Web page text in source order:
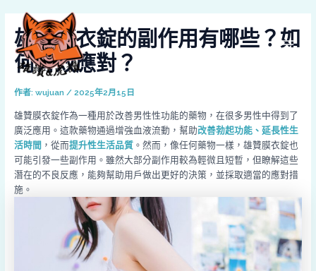
雄贊膜衣錠的副作用有哪些？如
何有效應對？
作者: wujuan / 2025年2月15日
雄贊膜衣錠作為一種用於改善男性性功能的藥物，在很多男性中得到了
廣泛應用。這款藥物通過增強血液流動，幫助改善勃起功能、延長性生
活時間 ，從而提升性生活品質。然而，像任何藥物一樣，雄贊膜衣錠也
可能引發一些副作用。雖然大部分副作用較為輕微且短暫，但瞭解這些
潛在的不良反應，能夠幫助用戶做出更好的決策，並採取適當的應對措
施。
navigation